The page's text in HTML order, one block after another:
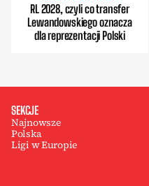
RL 2028, czyli co transfer
Lewandowskiego oznacza
dla reprezentacji Polski
SEKCJE
Najnowsze
Polska
Ligi w Europie